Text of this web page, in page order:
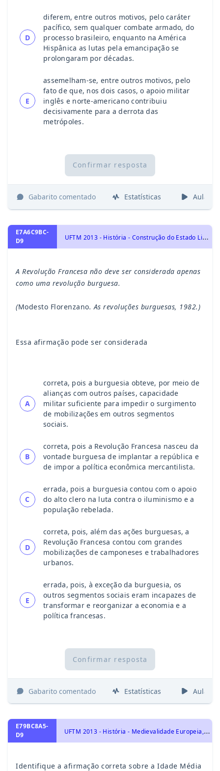
D
diferem, entre outros motivos, pelo caráter
pacífico, sem qualquer combate armado, do
processo brasileiro, enquanto na América
Hispânica as lutas pela emancipação se
prolongaram por décadas.
E
assemelham-se, entre outros motivos, pelo
fato de que, nos dois casos, o apoio militar
inglês e norte-americano contribuiu
decisivamente para a derrota das
metrópoles.
Confirmar resposta
Gabarito comentado Estatísticas Aulas
E7A6C9BC-
D9
U
FTM 2013 - História - Construção do Estado Liberal: Revolução Francesa, História Geral
A Revolução Francesa não deve ser considerada apenas
como uma revolução burguesa.
(Modesto Florenzano. As revoluções burguesas, 1982.)
Essa afirmação pode ser considerada
A
correta, pois a burguesia obteve, por meio de
alianças com outros países, capacidade
militar suficiente para impedir o surgimento
de mobilizações em outros segmentos
sociais.
B
correta, pois a Revolução Francesa nasceu da
vontade burguesa de implantar a república e
de impor a política econômica mercantilista.
C
errada, pois a burguesia contou com o apoio
do alto clero na luta contra o iluminismo e a
população rebelada.
D
correta, pois, além das ações burguesas, a
Revolução Francesa contou com grandes
mobilizações de camponeses e trabalhadores
urbanos.
E
errada, pois, à exceção da burguesia, os
outros segmentos sociais eram incapazes de
transformar e reorganizar a economia e a
política francesas.
Confirmar resposta
Gabarito comentado Estatísticas Aulas
E79BC8A5-
D9
U
FTM 2013 - História - Medievalidade Europeia, História Geral
Identifique a afirmação correta sobre a Idade Média